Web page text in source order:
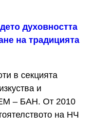
духовността
на традицията
в секцията
и
– БАН. От 2010
на НЧ